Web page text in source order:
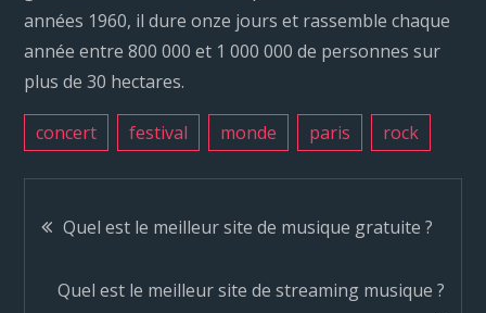
années 1960, il dure onze jours et rassemble chaque
année entre 800 000 et 1 000 000 de personnes sur
plus de 30 hectares.
concert festival monde paris rock
N
a
Quel est le meilleur site de musique gratuite ?
Quel est le meilleur site de streaming musique ?